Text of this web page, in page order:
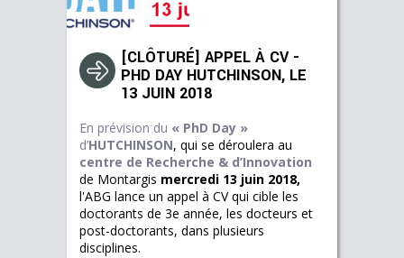
[CLÔTURÉ] APPEL À CV -
PHD DAY HUTCHINSON, LE
13 JUIN 2018
En prévision du « PhD Day »
d’HUTCHINSON, qui se déroulera au
centre de Recherche & d’Innovation
de Montargis mercredi 13 juin 2018,
l'ABG lance un appel à CV qui cible les
doctorants de 3e année, les docteurs et
post-doctorants, dans plusieurs
disciplines.